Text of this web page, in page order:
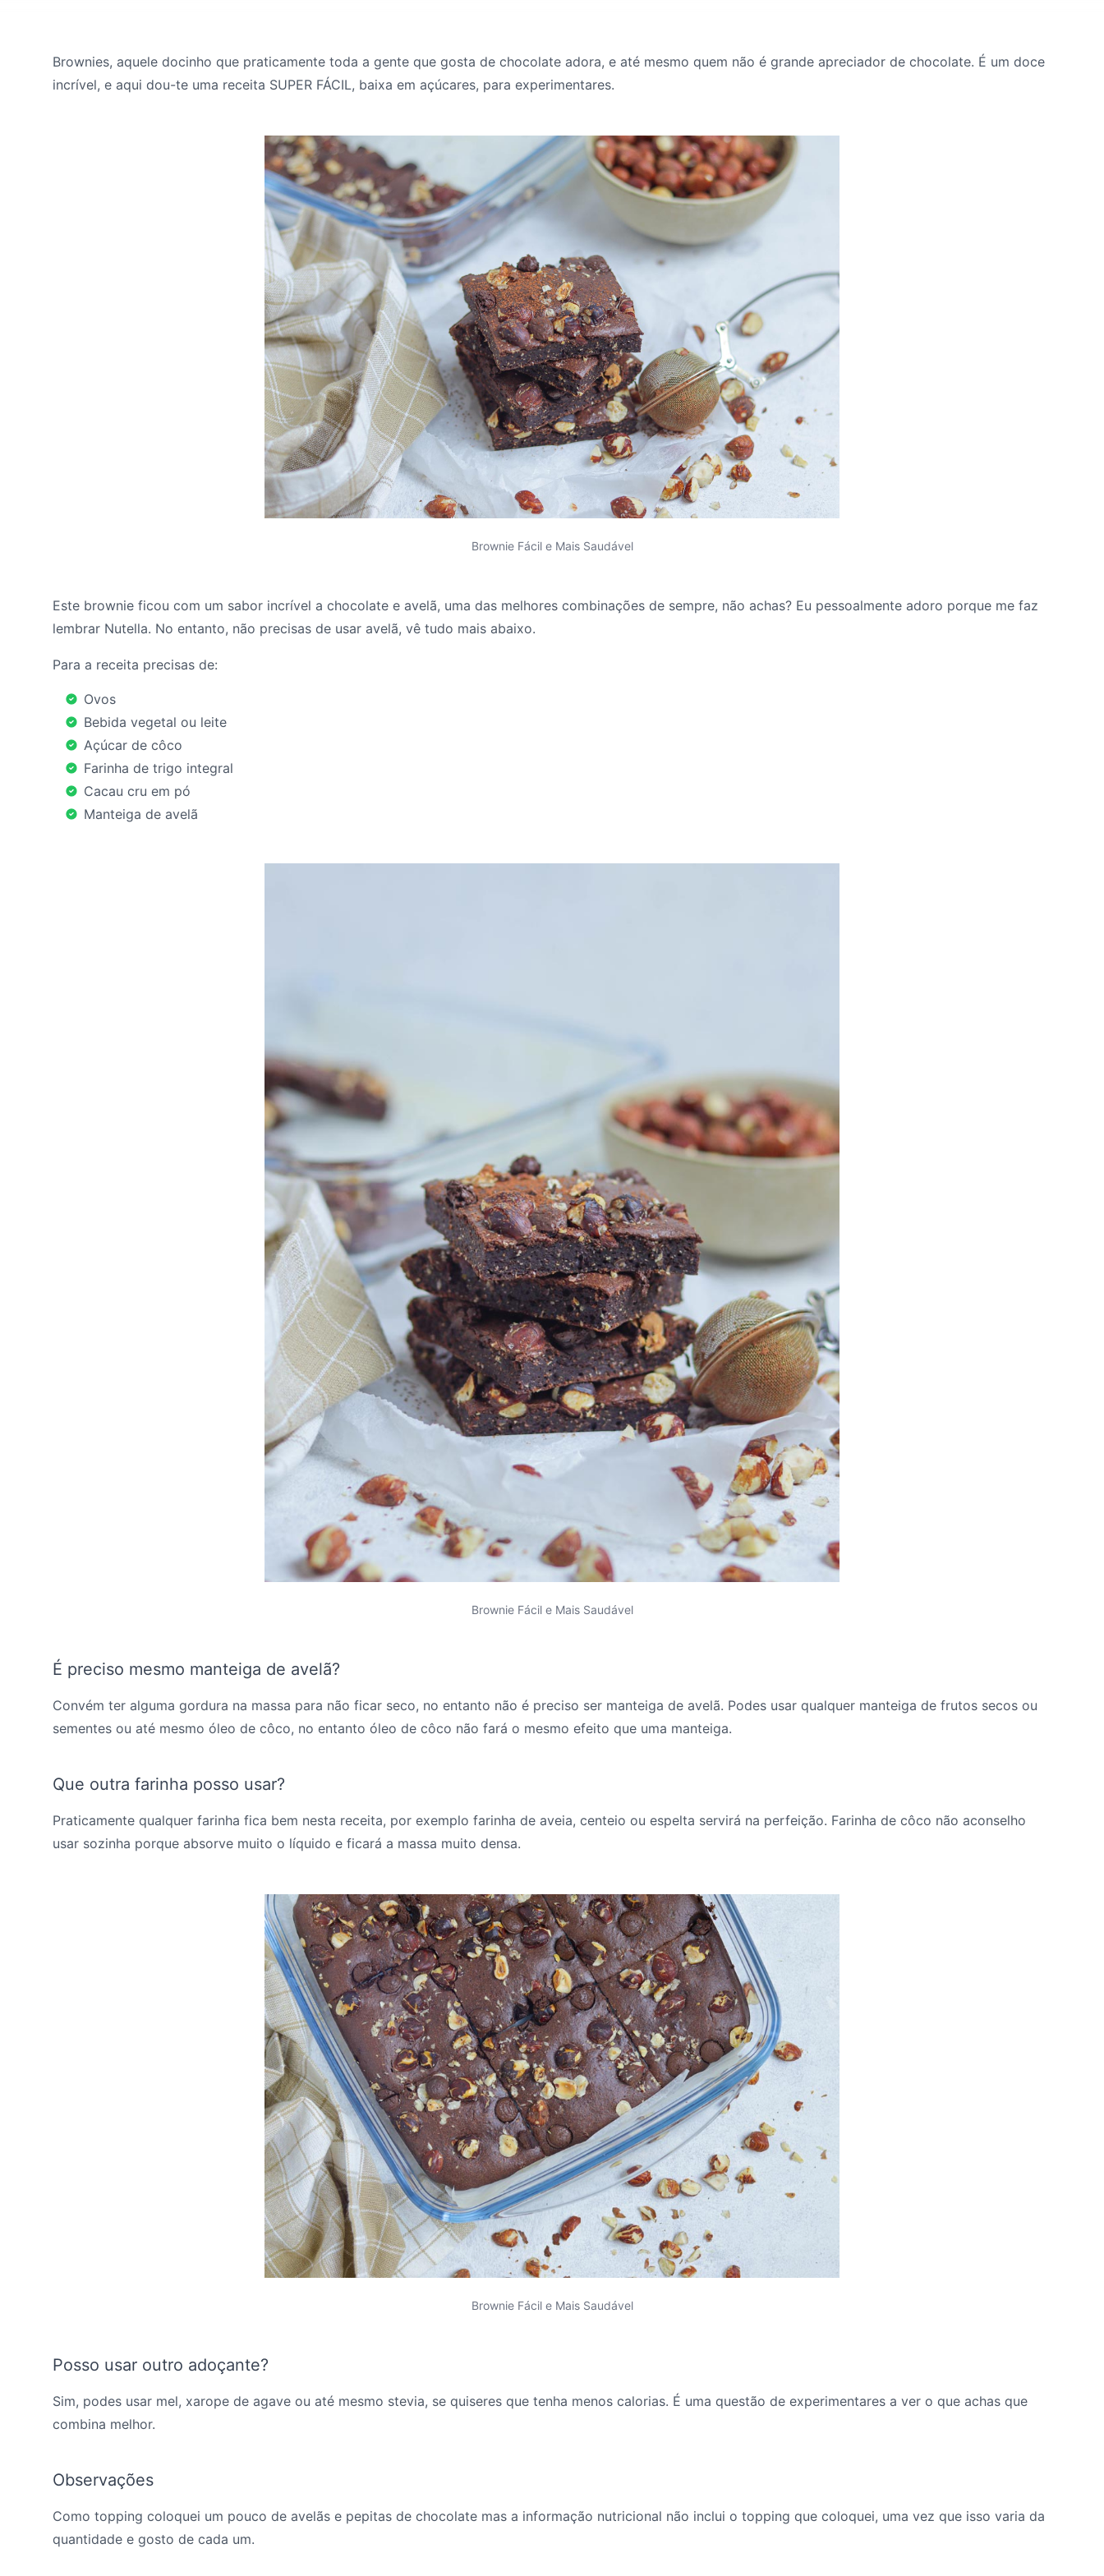
Brownies, aquele docinho que praticamente toda a gente que gosta de chocolate adora, e até mesmo quem não é grande apreciador de chocolate. É um doce
incrível, e aqui dou-te uma receita SUPER FÁCIL, baixa em açúcares, para experimentares.
Brownie Fácil e Mais Saudável
Este brownie ficou com um sabor incrível a chocolate e avelã, uma das melhores combinações de sempre, não achas? Eu pessoalmente adoro porque me faz
lembrar Nutella. No entanto, não precisas de usar avelã, vê tudo mais abaixo.
Para a receita precisas de:
Ovos
Bebida vegetal ou leite
Açúcar de côco
Farinha de trigo integral
Cacau cru em pó
Manteiga de avelã
Brownie Fácil e Mais Saudável
É preciso mesmo manteiga de avelã?
Convém ter alguma gordura na massa para não ficar seco, no entanto não é preciso ser manteiga de avelã. Podes usar qualquer manteiga de frutos secos ou
sementes ou até mesmo óleo de côco, no entanto óleo de côco não fará o mesmo efeito que uma manteiga.
Que outra farinha posso usar?
Praticamente qualquer farinha fica bem nesta receita, por exemplo farinha de aveia, centeio ou espelta servirá na perfeição. Farinha de côco não aconselho
usar sozinha porque absorve muito o líquido e ficará a massa muito densa.
Brownie Fácil e Mais Saudável
Posso usar outro adoçante?
Sim, podes usar mel, xarope de agave ou até mesmo stevia, se quiseres que tenha menos calorias. É uma questão de experimentares a ver o que achas que
combina melhor.
Observações
Como topping coloquei um pouco de avelãs e pepitas de chocolate mas a informação nutricional não inclui o topping que coloquei, uma vez que isso varia da
quantidade e gosto de cada um.